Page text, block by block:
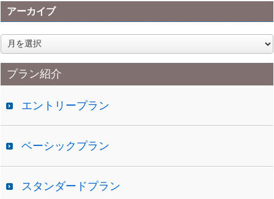
アーカイブ
ア
ー
カ
イプラン紹介
エントリープラン
ベーシックプラン
スタンダードプラン